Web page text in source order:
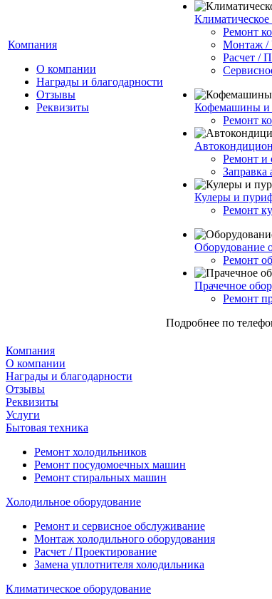
Компания
О компании
Награды и благодарности
Отзывы
Реквизиты
Климатическое
Ремонт
Монтаж /
Расчет /
Кофемашины и
Ремонт
Ремонт и
Заправка
Кулеры и
Ремонт
Оборудование
Ремонт
Прачечное
Ремонт
Подробнее по
Компания
О компании
Награды и благодарности
Отзывы
Реквизиты
Услуги
Бытовая техника
Ремонт холодильников
Ремонт посудомоечных машин
Ремонт стиральных машин
Холодильное оборудование
Ремонт и сервисное обслуживание
Монтаж холодильного оборудования
Расчет / Проектирование
Замена уплотнителя холодильника
Климатическое оборудование